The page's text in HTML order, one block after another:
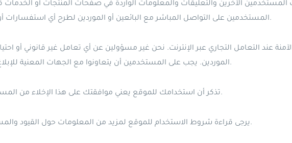
الآخرين والتعليقات والمعلومات الواردة في صفحات المنتجات أو
المستخدمين على التواصل المباشر مع البائعين أو الموردين لطرح أي استفسارات أو مخاوف قبل القيام بأي عملية شراء.
عند التعامل التجاري عبر الإنترنت. نحن غير مسؤولين عن أي تعامل غير قانوني أو
الموردين. يجب على المستخدمين أن يتعاونوا مع الجهات المعنية للإبلاغ عن أي نشاط مشبوه أو غير قانوني.
تذكر أن استخدامك للموقع يعني موافقتك على هذا الإخلاء من المسؤولية وشروط الاستخدام الخاصة بنا.
يرجى قراءة شروط الاستخدام للموقع لمزيد من المعلومات حول القيود والمسؤوليات المتعلقة باستخدام الموقع.